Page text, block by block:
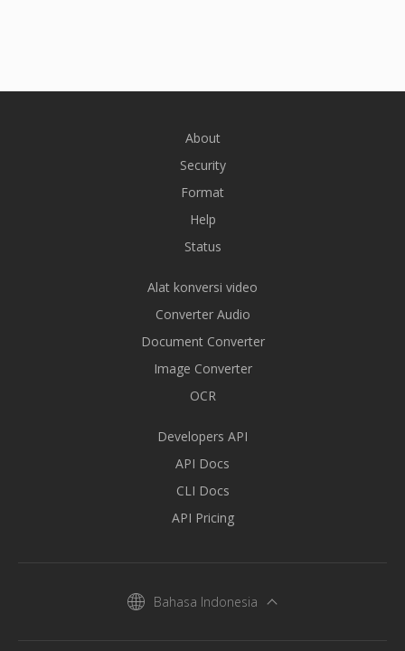
About
Security
Format
Help
Status
Alat konversi video
Converter Audio
Document Converter
Image Converter
OCR
Developers API
API Docs
CLI Docs
API Pricing
Bahasa Indonesia